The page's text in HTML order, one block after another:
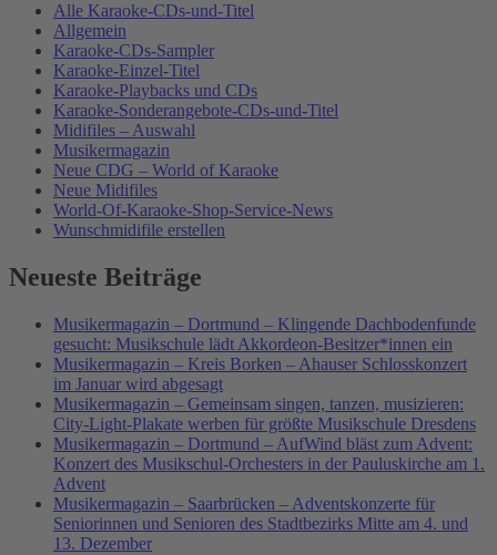
Alle Karaoke-CDs-und-Titel
Allgemein
Karaoke-CDs-Sampler
Karaoke-Einzel-Titel
Karaoke-Playbacks und CDs
Karaoke-Sonderangebote-CDs-und-Titel
Midifiles – Auswahl
Musikermagazin
Neue CDG – World of Karaoke
Neue Midifiles
World-Of-Karaoke-Shop-Service-News
Wunschmidifile erstellen
Neueste Beiträge
Musikermagazin – Dortmund – Klingende Dachbodenfunde
gesucht: Musikschule lädt Akkordeon-Besitzer*innen ein
Musikermagazin – Kreis Borken – Ahauser Schlosskonzert
im Januar wird abgesagt
Musikermagazin – Gemeinsam singen, tanzen, musizieren:
City-Light-Plakate werben für größte Musikschule Dresdens
Musikermagazin – Dortmund – AufWind bläst zum Advent:
Konzert des Musikschul-Orchesters in der Pauluskirche am 1.
Advent
Musikermagazin – Saarbrücken – Adventskonzerte für
Seniorinnen und Senioren des Stadtbezirks Mitte am 4. und
13. Dezember